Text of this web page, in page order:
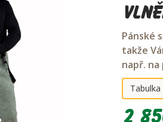
Pánské
takže
např. na
2